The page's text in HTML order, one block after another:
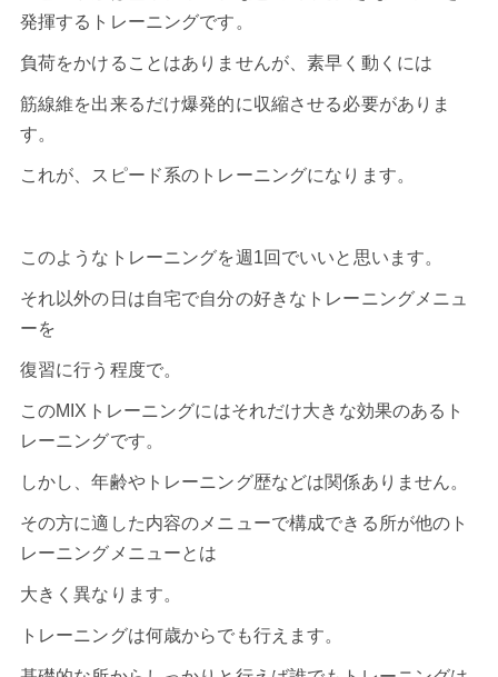
発揮するトレーニングです。
負荷をかけることはありませんが、素早く動くには
筋線維を出来るだけ爆発的に収縮させる必要がありま
す。
これが、スピード系のトレーニングになります。
このようなトレーニングを週1回でいいと思います。
それ以外の日は自宅で自分の好きなトレーニングメニュ
ーを
復習に行う程度で。
このMIXトレーニングにはそれだけ大きな効果のあるト
レーニングです。
しかし、年齢やトレーニング歴などは関係ありません。
その方に適した内容のメニューで構成できる所が他のト
レーニングメニューとは
大きく異なります。
トレーニングは何歳からでも行えます。